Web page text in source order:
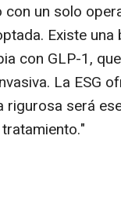
un solo
Existe una
con GLP-1,
La ESG
rigurosa será